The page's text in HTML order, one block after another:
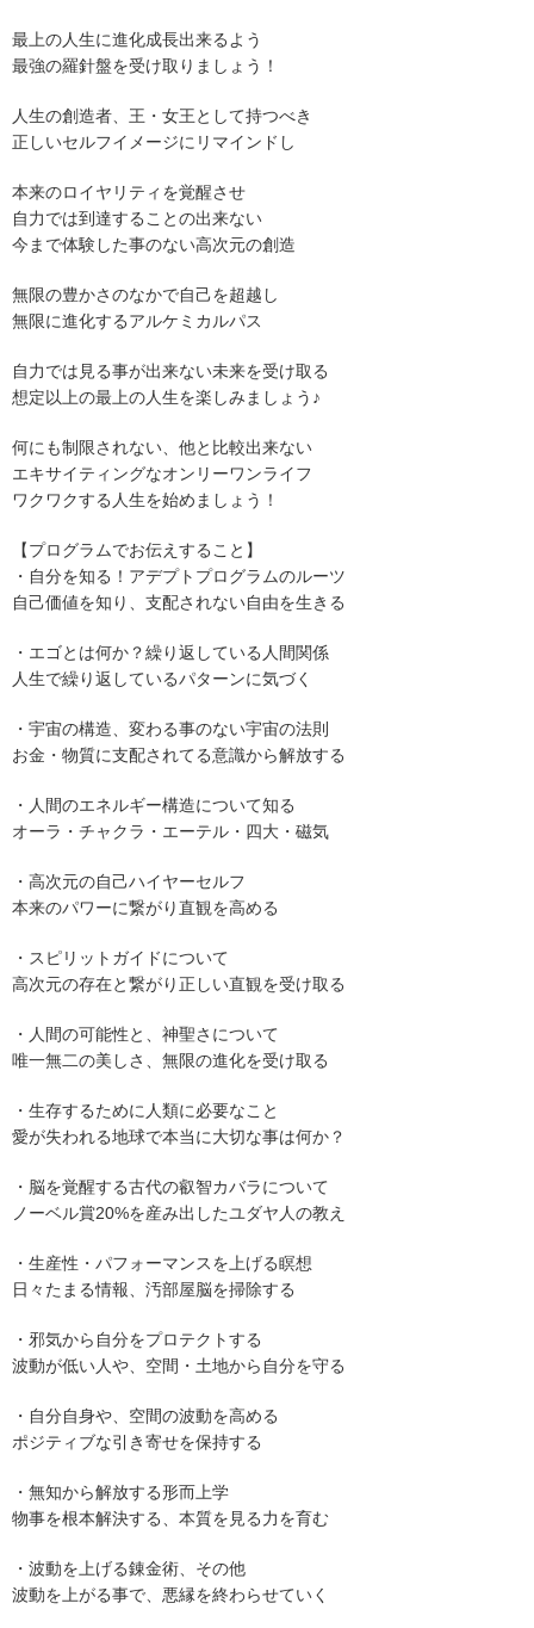
最上の人生に進化成長出来るよう
最強の羅針盤を受け取りましょう！
人生の創造者、王・女王として持つべき
正しいセルフイメージにリマインドし
本来のロイヤリティを覚醒させ
自力では到達することの出来ない
今まで体験した事のない高次元の創造
無限の豊かさのなかで自己を超越し
無限に進化するアルケミカルパス
自力では見る事が出来ない未来を受け取る
想定以上の最上の人生を楽しみましょう♪
何にも制限されない、他と比較出来ない
エキサイティングなオンリーワンライフ
ワクワクする人生を始めましょう！
【プログラムでお伝えすること】
・自分を知る！アデプトプログラムのルーツ
自己価値を知り、支配されない自由を生きる
・エゴとは何か？繰り返している人間関係
人生で繰り返しているパターンに気づく
・宇宙の構造、変わる事のない宇宙の法則
お金・物質に支配されてる意識から解放する
・人間のエネルギー構造について知る
オーラ・チャクラ・エーテル・四大・磁気
・高次元の自己ハイヤーセルフ
本来のパワーに繋がり直観を高める
・スピリットガイドについて
高次元の存在と繋がり正しい直観を受け取る
・人間の可能性と、神聖さについて
唯一無二の美しさ、無限の進化を受け取る
・生存するために人類に必要なこと
愛が失われる地球で本当に大切な事は何か？
・脳を覚醒する古代の叡智カバラについて
ノーベル賞20%を産み出したユダヤ人の教え
・生産性・パフォーマンスを上げる瞑想
日々たまる情報、汚部屋脳を掃除する
・邪気から自分をプロテクトする
波動が低い人や、空間・土地から自分を守る
・自分自身や、空間の波動を高める
ポジティブな引き寄せを保持する
・無知から解放する形而上学
物事を根本解決する、本質を見る力を育む
・波動を上げる錬金術、その他
波動を上がる事で、悪縁を終わらせていく